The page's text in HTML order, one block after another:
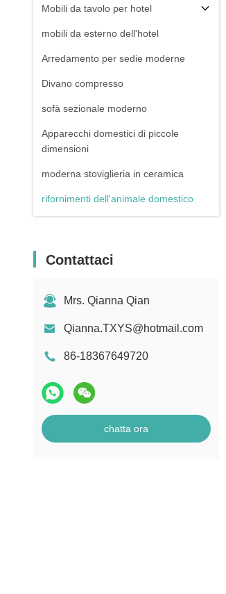
Mobili da tavolo per hotel
mobili da esterno dell'hotel
Arredamento per sedie moderne
Divano compresso
sofà sezionale moderno
Apparecchi domestici di piccole
dimensioni
moderna stoviglieria in ceramica
rifornimenti dell'animale domestico
Contattaci
Mrs. Qianna Qian
Qianna.TXYS@hotmail.com
86-18367649720
chatta ora